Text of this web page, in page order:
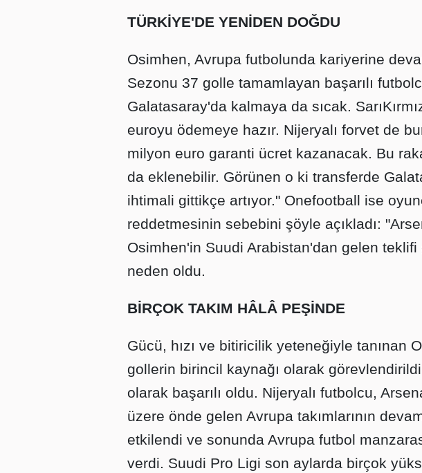
TÜRKİYE'DE YENİDEN DOĞDU
Osimhen, Avrupa futbolunda kariyerine
Sezonu 37 golle tamamlayan başarılı
Galatasaray'da kalmaya da sıcak.
euroyu ödemeye hazır. Nijeryalı forvet de
milyon euro garanti ücret kazanacak. Bu
da eklenebilir. Görünen o ki transferde
ihtimali gittikçe artıyor." Onefootball ise
reddetmesinin sebebini şöyle açıkladı:
Osimhen'in Suudi Arabistan'dan gelen
neden oldu.
BİRÇOK TAKIM HÂLÂ PEŞİNDE
Gücü, hızı ve bitiricilik yeteneğiyle tanınan
gollerin birincil kaynağı olarak
olarak başarılı oldu. Nijeryalı futbolcu,
üzere önde gelen Avrupa takımlarının
etkilendi ve sonunda Avrupa futbol
verdi. Suudi Pro Ligi son aylarda birçok